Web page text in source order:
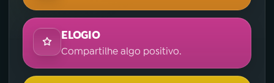
ELOGIO
Compartilhe algo positivo.